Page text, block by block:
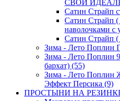
СВОЙ
Сатин Страйп
Сатин Страйп (
наволочками с
Сатин Страйп (
Зима - Лето Поплин
Зима - Лето Поплин
бархат) (55)
Зима - Лето Поплин
Эффект Персика (9)
ПРОСТЫНИ НА